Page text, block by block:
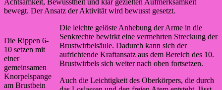
Achtsamkeit, Bewusstheit und klar gezielten Aufmerksamkeit
bewegt. Der Ansatz der Aktivität wird bewusst gesetzt.
Die Rippen 6-
10 setzen mit
einer
gemeinsamen
Knorpelspange
am Brustbein
Die leichte gelöste Anhebung der Arme in die
Senkrechte bewirkt eine vermehrten Streckung der
Brustwirbelsäule. Dadurch kann sich der
aufrichtende Kraftansatz aus dem Bereich des 10.
Brustwirbels sich weiter nach oben fortsetzen.
Auch die Leichtigkeit des Oberkörpers, die durch